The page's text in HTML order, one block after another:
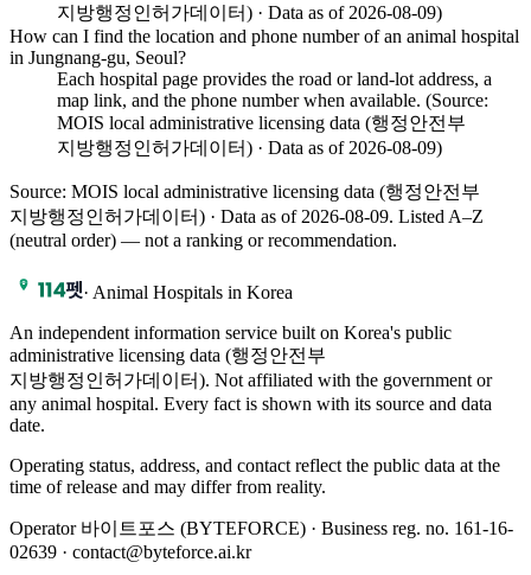
지방행정인허가데이터) · Data as of 2026-08-09)
How can I find the location and phone number of an animal hospital
in Jungnang-gu, Seoul?
Each hospital page provides the road or land-lot address, a
map link, and the phone number when available. (Source:
MOIS local administrative licensing data (행정안전부
지방행정인허가데이터) · Data as of 2026-08-09)
Source: MOIS local administrative licensing data (행정안전부
지방행정인허가데이터) · Data as of 2026-08-09. Listed A–Z
(neutral order) — not a ranking or recommendation.
· Animal Hospitals in Korea
An independent information service built on Korea's public
administrative licensing data (행정안전부
지방행정인허가데이터). Not affiliated with the government or
any animal hospital. Every fact is shown with its source and data
date.
Operating status, address, and contact reflect the public data at the
time of release and may differ from reality.
Operator 바이트포스 (BYTEFORCE) · Business reg. no. 161-16-
02639 · contact@byteforce.ai.kr